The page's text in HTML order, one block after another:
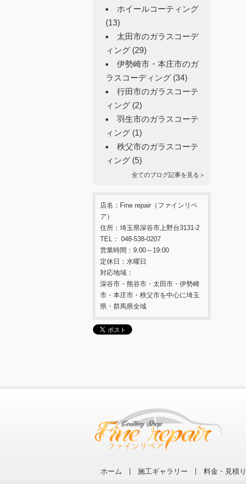
ホイールコーティング
(13)
太田市のガラスコーデ
ィング (29)
伊勢崎市・本庄市のガ
ラスコーディング (34)
行田市のガラスコーテ
ィング (2)
羽生市のガラスコーテ
ィング (1)
秩父市のガラスコーテ
ィング (5)
全てのブログ記事を見る＞
店名：Fine repair（ファインリペ
ア）
住所：埼玉県深谷市上野台3131-2
TEL： 048-538-0207
営業時間：9:00～19:00
定休日：水曜日
対応地域：
深谷市・熊谷市・太田市・伊勢崎
市・本庄市・秩父市を中心に埼玉
県・群馬県全域
ホーム 施工ギャラリー 料金・見積り